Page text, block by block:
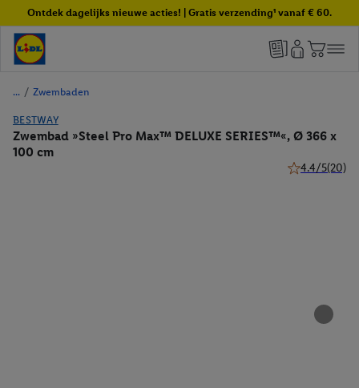
Ontdek dagelijks nieuwe acties! | Gratis verzending¹ vanaf € 60.
/ Zwembaden
BESTWAY
Zwembad »Steel Pro Max™ DELUXE SERIES™«, Ø 366 x
100 cm
4.4/5(20)